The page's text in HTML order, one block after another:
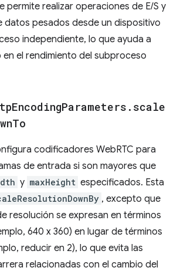
permite realizar operaciones de E/S y
datos pesados desde un dispositivo
independiente, lo que ayuda a
el rendimiento del subproceso
EncodingParameters . scale
To
codificadores WebRTC para
de entrada si son mayores que
y maxHeight especificados. Esta
, excepto que
resolución se expresan en términos
640 x 360) en lugar de términos
reducir en 2), lo que evita las
relacionadas con el cambio del